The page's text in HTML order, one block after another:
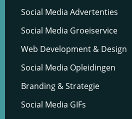
Social Media Advertenties
Social Media Groeiservice
Web Development & Design
Social Media Opleidingen
Branding & Strategie
Social Media GIFs